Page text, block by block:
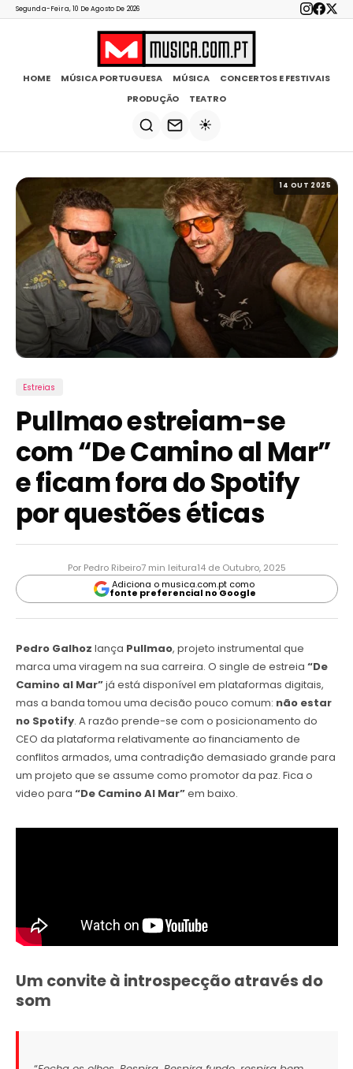
Segunda-Feira, 10 De Agosto De 2026
HOME MÚSICA PORTUGUESA MÚSICA
CONCERTOS E FESTIVAIS
PRODUÇÃO
TEATRO
☀️
14 OUT 2025
Estreias
Pullmao estreiam-se
com “De Camino al Mar”
e ficam fora do Spotify
por questões éticas
Por Pedro Ribeiro7 min leitura14 de Outubro, 2025
Adiciona o musica.com.pt como
fonte preferencial no Google
Pedro Galhoz lança Pullmao, projeto instrumental que
marca uma viragem na sua carreira. O single de estreia “De
Camino al Mar”já está disponível em plataformas digitais,
mas a banda tomou uma decisão pouco comum: não estar
no Spotify. A razão prende-se com o posicionamento do
CEO da plataforma relativamente ao financiamento de
conflitos armados, uma contradição demasiado grande para
um projeto que se assume como promotor da paz. Fica o
video para “De Camino Al Mar”em baixo.
Um convite à introspecção através do
som